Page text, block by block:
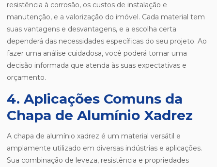
resistência à corrosão, os custos de instalação e
manutenção, e a valorização do imóvel. Cada material tem
suas vantagens e desvantagens, e a escolha certa
dependerá das necessidades específicas do seu projeto. Ao
fazer uma análise cuidadosa, você poderá tomar uma
decisão informada que atenda às suas expectativas e
orçamento.
4. Aplicações Comuns da
Chapa de Alumínio Xadrez
A chapa de alumínio xadrez é um material versátil e
amplamente utilizado em diversas indústrias e aplicações.
Sua combinação de leveza, resistência e propriedades